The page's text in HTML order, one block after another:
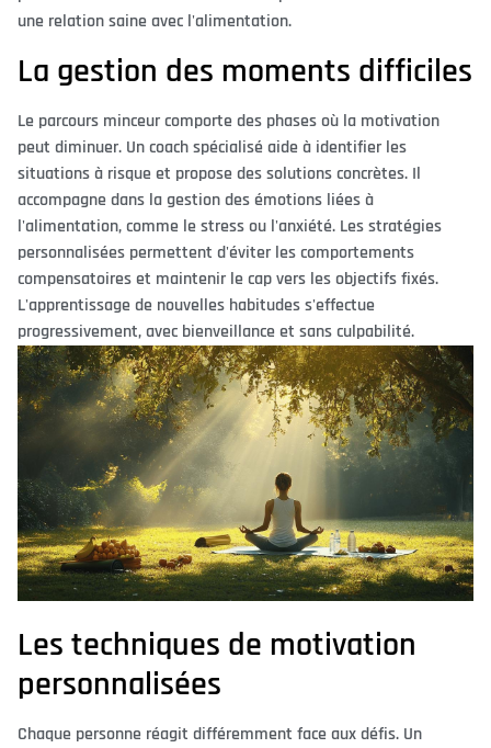
une relation saine avec l'alimentation.
La gestion des moments difficiles
Le parcours minceur comporte des phases où la motivation
peut diminuer. Un coach spécialisé aide à identifier les
situations à risque et propose des solutions concrètes. Il
accompagne dans la gestion des émotions liées à
l'alimentation, comme le stress ou l'anxiété. Les stratégies
personnalisées permettent d'éviter les comportements
compensatoires et maintenir le cap vers les objectifs fixés.
L'apprentissage de nouvelles habitudes s'effectue
progressivement, avec bienveillance et sans culpabilité.
Les techniques de motivation
personnalisées
Chaque personne réagit différemment face aux défis. Un